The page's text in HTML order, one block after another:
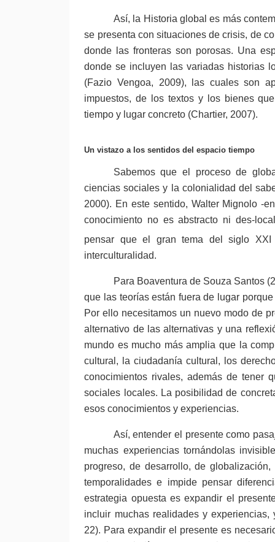
Así, la Historia global es más
se presenta con situaciones de crisis, de
donde las fronteras son porosas. Una
donde se incluyen las variadas historias
(Fazio Vengoa, 2009), las cuales son
impuestos, de los textos y los bienes
tiempo y lugar concreto (Chartier, 2007).
Un vistazo a los sentidos del espacio tiempo
Sabemos que el proceso de
ciencias sociales y la colonialidad del
2000). En este sentido, Walter Mignolo -
conocimiento no es abstracto ni des-
pensar que el gran tema del siglo
interculturalidad.
Para Boaventura de Souza Santos
que las teorías están fuera de lugar
Por ello necesitamos un nuevo modo de
alternativo de las alternativas y una
mundo es mucho más amplia que la
cultural, la ciudadanía cultural, los
conocimientos rivales, además de tener
sociales locales. La posibilidad de
esos conocimientos y experiencias.
Así, entender el presente como
muchas experiencias tornándolas
progreso, de desarrollo, de
temporalidades e impide pensar
estrategia opuesta es expandir el
incluir muchas realidades y
22). Para expandir el presente es